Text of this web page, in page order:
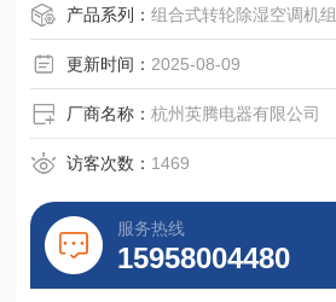
产品系列：组合式转轮除湿空调机组
更新时间： 2025-08-09
厂商名称：杭州英腾电器有限公司
访客次数： 1469
服务热线
15958004480